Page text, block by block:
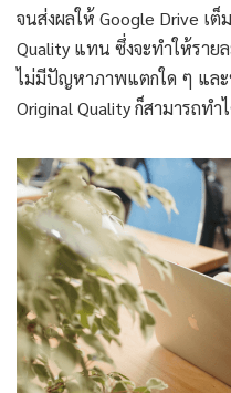
จนส่งผลให้ Google Drive เ
Quality แทน ซึ่งจะทำให้ราย
ไม่มีปัญหาภาพแตกใด ๆ และ
Original Quality ก็สามารถทำ